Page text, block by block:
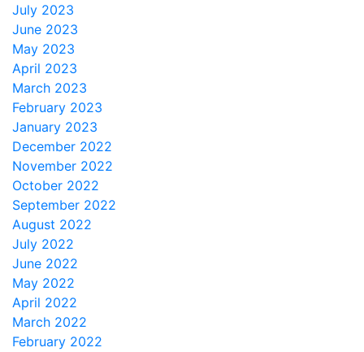
July 2023
June 2023
May 2023
April 2023
March 2023
February 2023
January 2023
December 2022
November 2022
October 2022
September 2022
August 2022
July 2022
June 2022
May 2022
April 2022
March 2022
February 2022